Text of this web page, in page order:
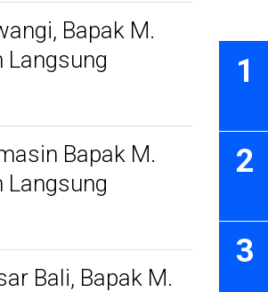
Bapak M.
Langsung
Bapak M.
Langsung
Bali, Bapak M.
1
2
3